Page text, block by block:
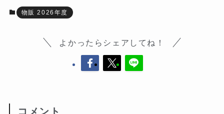
物販 2026年度
よかったらシェアしてね！
コメント